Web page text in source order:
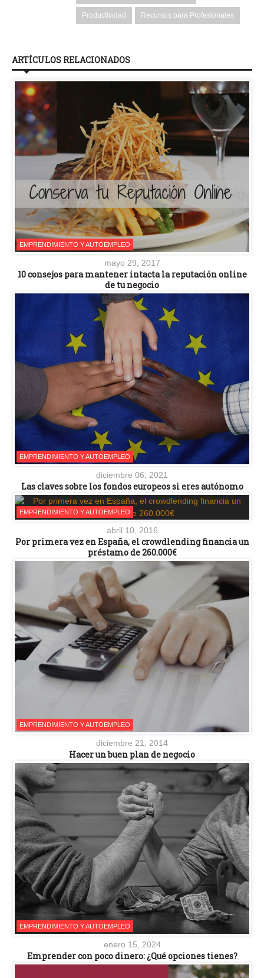
Productividad Recursos para Profesionales
ARTÍCULOS RELACIONADOS
EMPRENDIMIENTO Y AUTOEMPLEO
mayo 29, 2017
10 consejos para mantener intacta la reputación online
de tu negocio
EMPRENDIMIENTO Y AUTOEMPLEO
diciembre 06, 2021
Las claves sobre los fondos europeos si eres autónomo
EMPRENDIMIENTO Y AUTOEMPLEO
abril 10, 2016
Por primera vez en España, el crowdlending financia un
préstamo de 260.000€
EMPRENDIMIENTO Y AUTOEMPLEO
diciembre 21, 2014
Hacer un buen plan de negocio
EMPRENDIMIENTO Y AUTOEMPLEO
enero 15, 2024
Emprender con poco dinero: ¿Qué opciones tienes?